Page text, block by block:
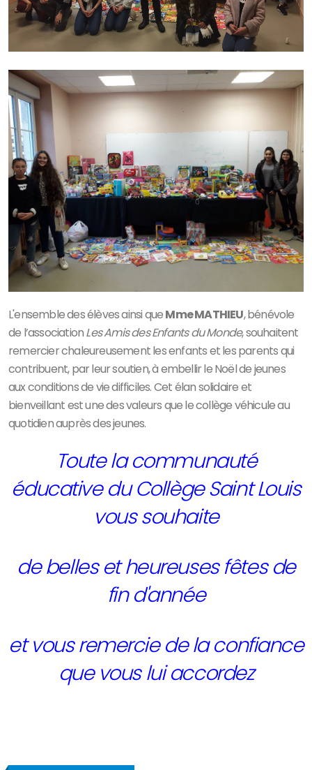
L'ensemble des élèves ainsi queMme MATHIEU, bénévole
de l’associationLes Amis des Enfants du Monde, souhaitent
remercier chaleureusement les enfants et les parents qui
contribuent, par leur soutien, à embellir le Noël de jeunes
aux conditions de vie difficiles. Cet élan solidaire et
bienveillant est une des valeurs que le collège véhicule au
quotidien auprès des jeunes.
Toute la communauté
éducative du Collège Saint Louis
vous souhaite
de belles et heureuses fêtes de
fin d'année
et vous remercie de la confiance
que vous lui accordez